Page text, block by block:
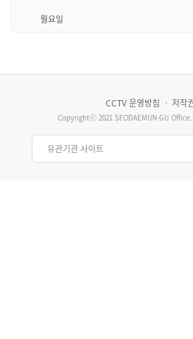
월요일
CCTV 운영방침 ㆍ 저작
Copyrightⓒ 2021 SEODAEMUN-GU